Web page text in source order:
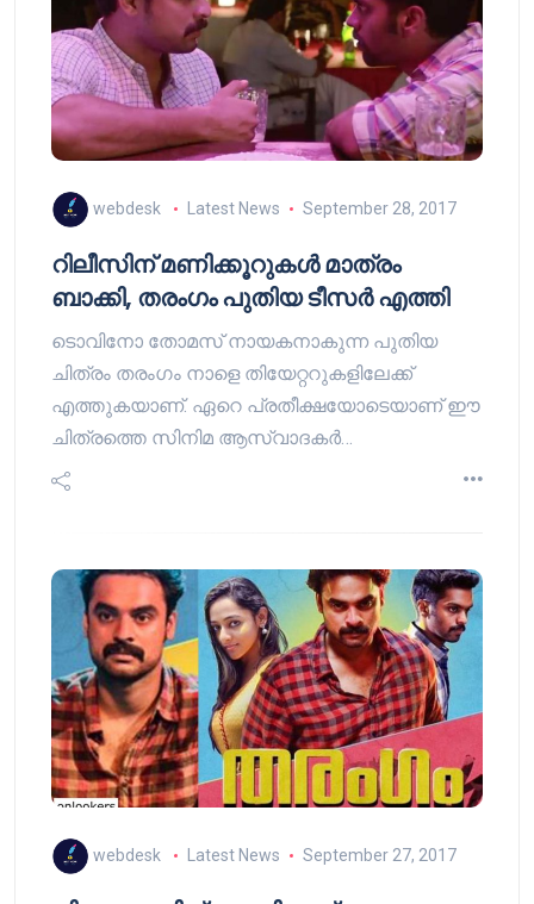
webdesk Latest News September 28, 2017
റിലീസിന് മണിക്കൂറുകള്‍ മാത്രം
ബാക്കി, തരംഗം പുതിയ ടീസര്‍ എത്തി
ടൊവിനോ തോമസ് നായകനാകുന്ന പുതിയ
ചിത്രം തരംഗം നാളെ തിയേറ്ററുകളിലേക്ക്
എത്തുകയാണ്. ഏറെ പ്രതീക്ഷയോടെയാണ് ഈ
ചിത്രത്തെ സിനിമ ആസ്വാദകര്‍…
webdesk Latest News September 27, 2017